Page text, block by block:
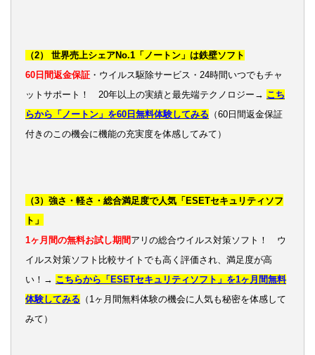
（2） 世界売上シェアNo.1「ノートン」は鉄壁ソフト
60日間返金保証 ・ウイルス駆除サービス・24時間いつでもチャ
ットサポート！ 20年以上の実績と最先端テクノロジー→ こち
らから「ノートン」を60日無料体験してみる （60日間返金保証
付きのこの機会に機能の充実度を体感してみて）
（3）強さ・軽さ・総合満足度で人気「ESETセキュリティソフ
ト」
1ヶ月間の無料お試し期間 アリの総合ウイルス対策ソフト！ ウ
イルス対策ソフト比較サイトでも高く評価され、満足度が高
い！→ こちらから「ESETセキュリティソフト」を1ヶ月間無料
体験してみる （1ヶ月間無料体験の機会に人気も秘密を体感して
みて）